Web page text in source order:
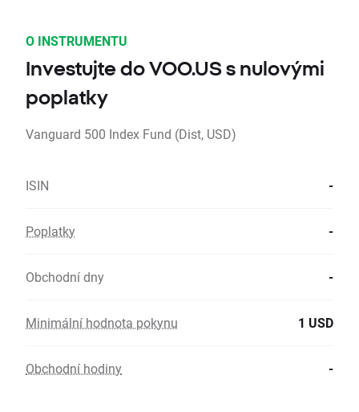
O INSTRUMENTU
Investujte do VOO.US s nulovými
poplatky
Vanguard 500 Index Fund (Dist, USD)
ISIN -
Poplatky -
Obchodní dny -
Minimální hodnota pokynu 1 USD
Obchodní hodiny -